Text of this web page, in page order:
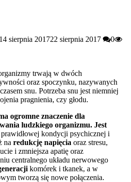
14 sierpnia 201722 sierpnia 2017
0
trwają w dwóch
oraz spoczynku, nazywanych
snu. Potrzeba snu jest niemniej
pragnienia, czy głodu.
ogromne znaczenie dla
ludzkiego organizmu. Jest
kondycji psychicznej i
na redukcję napięcia oraz stresu,
i zmniejsza apatię oraz
centralnego układu nerwowego
komórek i tkanek, a w
tworzą się nowe połączenia.